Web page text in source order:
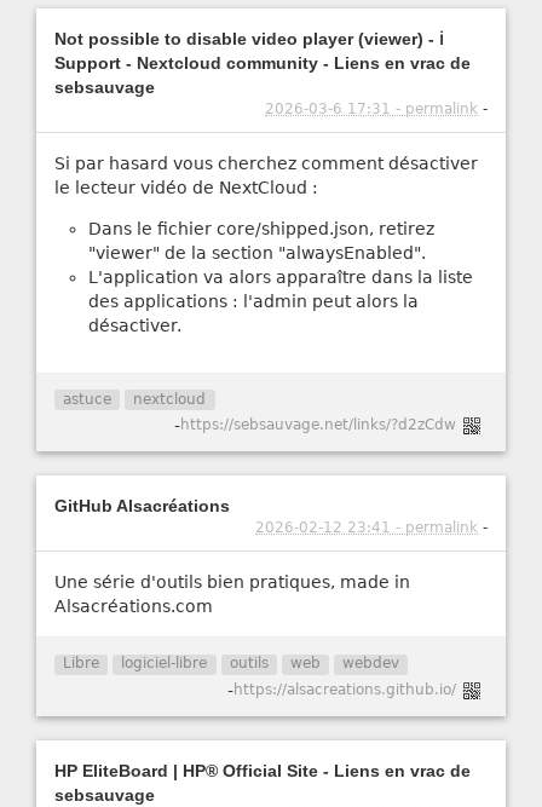
Not possible to disable video player (viewer) - ℹ️
Support - Nextcloud community - Liens en vrac de
sebsauvage
2026-03-6 17:31 - permalink -
Si par hasard vous cherchez comment désactiver
le lecteur vidéo de NextCloud :
Dans le fichier core/shipped.json, retirez
"viewer" de la section "alwaysEnabled".
L'application va alors apparaître dans la liste
des applications : l'admin peut alors la
désactiver.
astuce nextcloud
-https://sebsauvage.net/links/?d2zCdw
GitHub Alsacréations
2026-02-12 23:41 - permalink -
Une série d'outils bien pratiques, made in
Alsacréations.com
Libre logiciel-libre outils web webdev
-https://alsacreations.github.io/
HP EliteBoard | HP® Official Site - Liens en vrac de
sebsauvage